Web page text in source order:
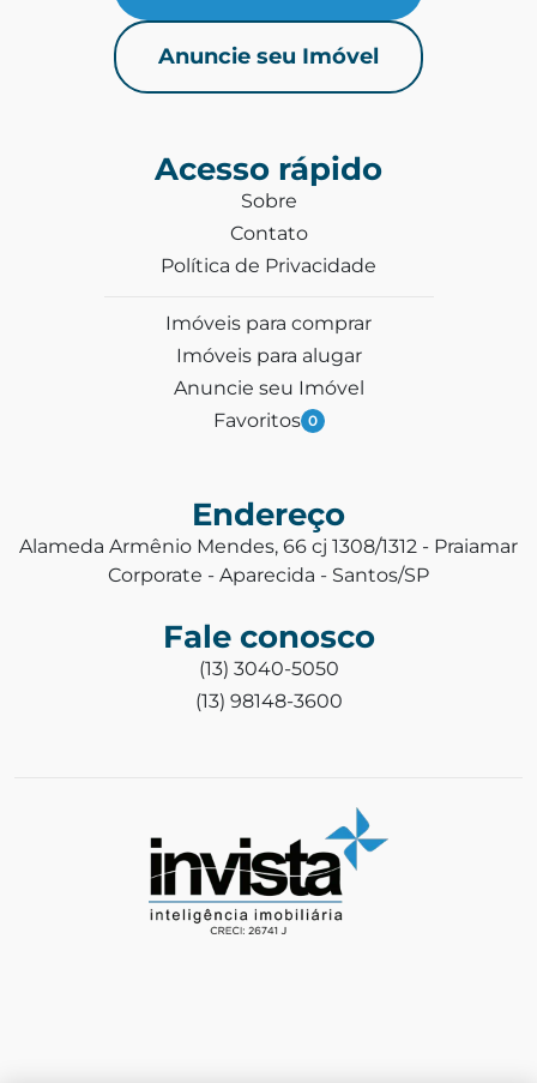
Anuncie seu Imóvel
Acesso rápido
Sobre
Contato
Política de Privacidade
Imóveis para comprar
Imóveis para alugar
Anuncie seu Imóvel
Favoritos 0
Endereço
Alameda Armênio Mendes, 66 cj 1308/1312 - Praiamar
Corporate - Aparecida - Santos/SP
Fale conosco
(13) 3040-5050
(13) 98148-3600